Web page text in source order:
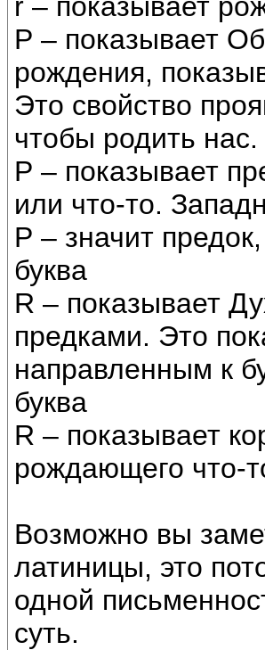
r – показывает
Р – показывает
рождения,
Это свойство
чтобы родить
Р – показывает
или что-то.
Р – значит
буква
R – показывает
предками. Это
направленным к
буква
R – показывает
рождающего что-
Возможно вы
латиницы, это
одной
суть.